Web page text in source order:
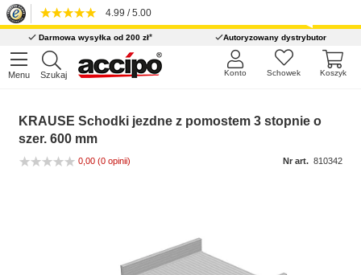
4.99 / 5.00
Darmowa wysyłka od 200 zł* Autoryzowany dystrybutor
Menu Szukaj Koszyk
Schowek
Konto
KRAUSE Schodki jezdne z pomostem 3 stopnie o
szer. 600 mm
0,00 (0 opinii) Nr art. 810342